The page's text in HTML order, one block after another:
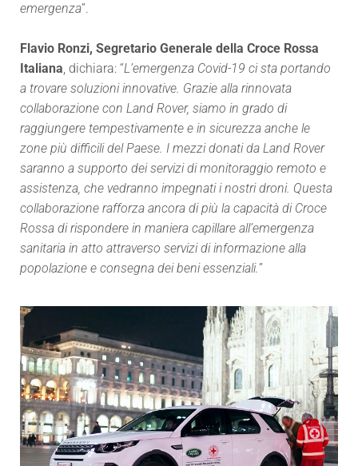
emergenza”.
Flavio Ronzi, Segretario Generale della Croce Rossa
Italiana, dichiara: “L’emergenza Covid-19 ci sta portando
a trovare soluzioni innovative. Grazie alla rinnovata
collaborazione con Land Rover, siamo in grado di
raggiungere tempestivamente e in sicurezza anche le
zone più difficili del Paese. I mezzi donati da Land Rover
saranno a supporto dei servizi di monitoraggio remoto e
assistenza, che vedranno impegnati i nostri droni. Questa
collaborazione rafforza ancora di più la capacità di Croce
Rossa di rispondere in maniera capillare all’emergenza
sanitaria in atto attraverso servizi di informazione alla
popolazione e consegna dei beni essenziali.”